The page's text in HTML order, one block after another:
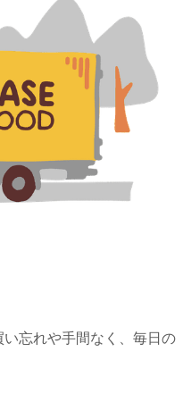
忘れや手間なく、毎日の